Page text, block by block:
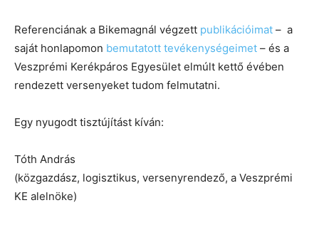
Referenciának a Bikemagnál végzett publikációimat – a
saját honlapomon bemutatott tevékenységeimet – és a
Veszprémi Kerékpáros Egyesület elmúlt kettő évében
rendezett versenyeket tudom felmutatni.
Egy nyugodt tisztújítást kíván:
Tóth András
(közgazdász, logisztikus, versenyrendező, a Veszprémi
KE alelnöke)